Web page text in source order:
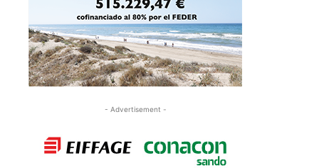
- Advertisement -